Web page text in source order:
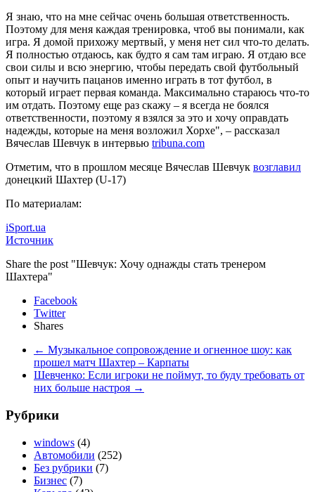
Я знаю, что на мне сейчас очень большая ответственность.
Поэтому для меня каждая тренировка, чтоб вы понимали, как
игра. Я домой прихожу мертвый, у меня нет сил что-то делать.
Я полностью отдаюсь, как будто я сам там играю. Я отдаю все
свои силы и всю энергию, чтобы передать свой футбольный
опыт и научить пацанов именно играть в тот футбол, в
который играет первая команда. Максимально стараюсь что-то
им отдать. Поэтому еще раз скажу – я всегда не боялся
ответственности, поэтому я взялся за это и хочу оправдать
надежды, которые на меня возложил Хорхе", – рассказал
Вячеслав Шевчук в интервью tribuna.com
Отметим, что в прошлом месяце Вячеслав Шевчук возглавил
донецкий Шахтер (U-17)
По материалам:
iSport.ua
Источник
Share the post "Шевчук: Хочу однажды стать тренером
Шахтера"
Facebook
Twitter
Shares
← Музыкальное сопровождение и огненное шоу: как
прошел матч Шахтер – Карпаты
Шевченко: Если игроки не поймут, то буду требовать от
них больше настроя →
Рубрики
windows (4)
Автомобили (252)
Без рубрики (7)
Бизнес (7)